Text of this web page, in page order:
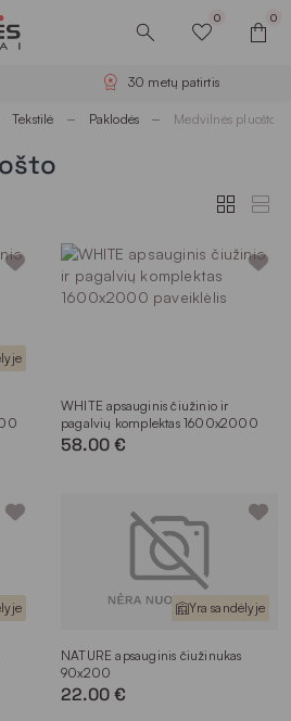
0 0
30 metų patirtis
Tekstilė Paklodės Medvilnės pluošto
WHITE apsauginis čiužinio ir
pagalvių komplektas 1600x2000
58.00 €
Yra sandėlyje
NATURE apsauginis čiužinukas
90x200
22.00 €